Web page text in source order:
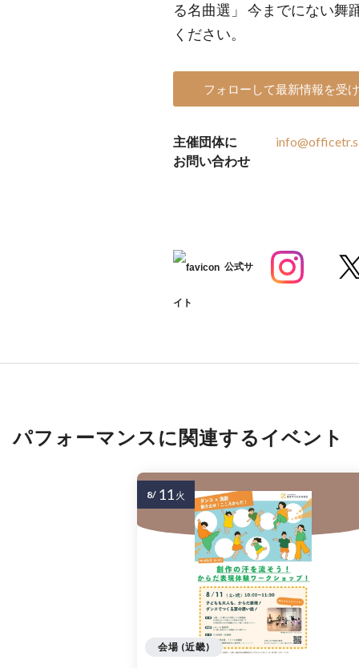
る名曲選」 今までにない舞
ください。
フォローして最新情報を受
主催団体に
お問い合わせ
公式サ
イト
パフォーマンスに関連するイベント
会場 (近畿)
8/ 11 火